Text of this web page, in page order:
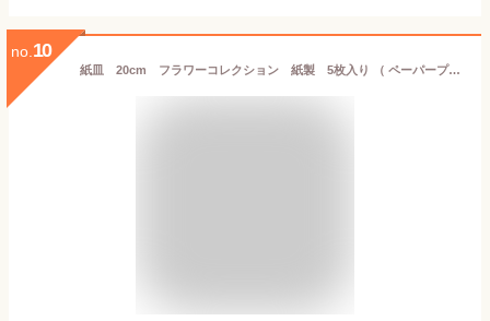
no. 10
紙皿 20cm フラワーコレクション 紙製 5枚入り （ ペーパープレート 紙食器 紙容器 使い捨て容器 花柄 紙製 ） 【3980円以上送料無料】